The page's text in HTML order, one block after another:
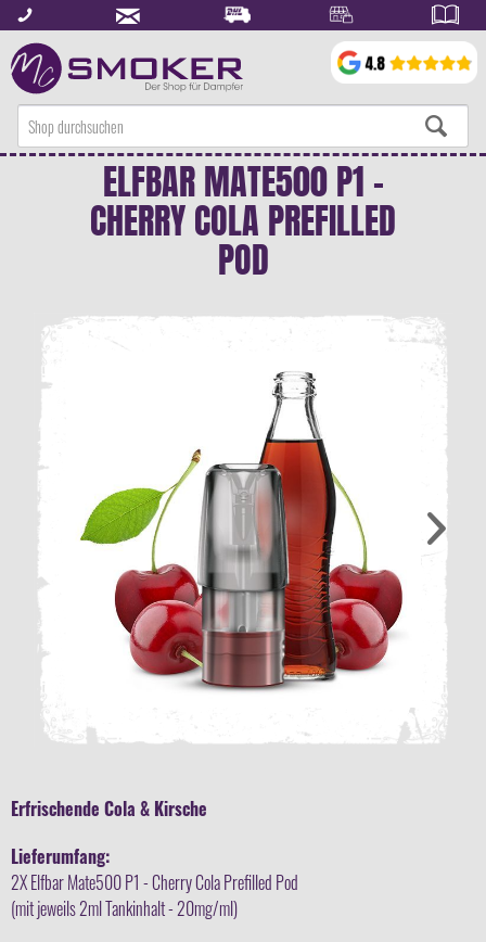
ELFBAR MATE500 P1 -
CHERRY COLA PREFILLED
POD
Erfrischende Cola & Kirsche
Lieferumfang:
2X Elfbar Mate500 P1 - Cherry Cola Prefilled Pod
(mit jeweils 2ml Tankinhalt - 20mg/ml)